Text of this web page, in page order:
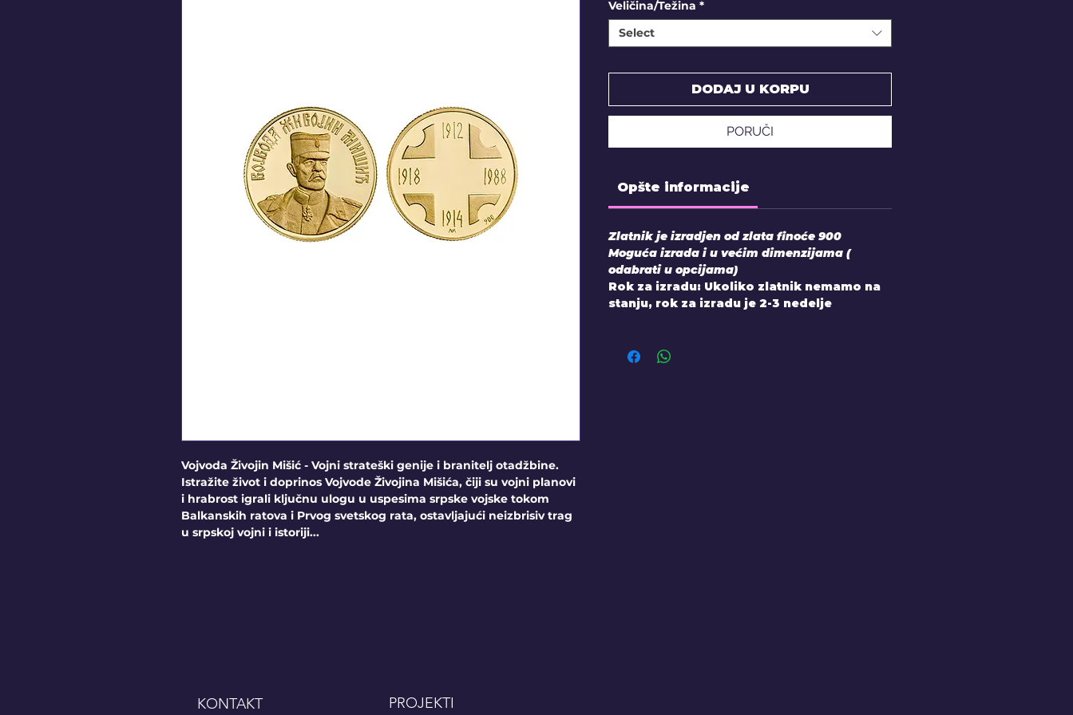
Vojvoda Živojin Mišić - Vojni strateški genije i branitelj otadžbine.
Istražite život i doprinos Vojvode Živojina Mišića, čiji su vojni planovi
i hrabrost igrali ključnu ulogu u uspesima srpske vojske tokom
Balkanskih ratova i Prvog svetskog rata, ostavljajući neizbrisiv trag
u srpskoj vojni i istoriji...
Veličina/Težina *
Select
DODAJ U KORPU
PORUČI
Opšte informacije
Zlatnik je izradjen od zlata finoće 900
Moguća izrada i u većim dimenzijama (
odabrati u opcijama)
Rok za izradu: Ukoliko zlatnik nemamo na
stanju, rok za izradu je 2-3 nedelje
KONTAKT PROJEKTI